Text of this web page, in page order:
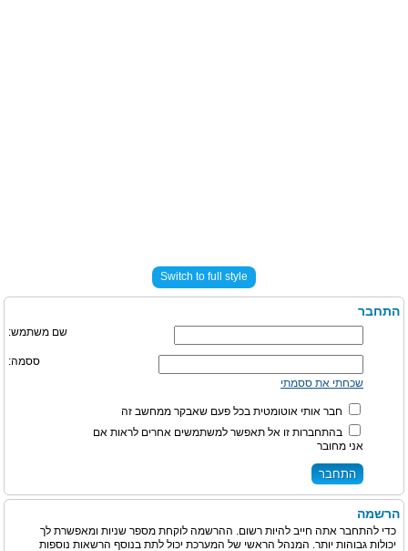
Switch to full style
התחבר
שם משתמש:
ססמה:
שכחתי את ססמתי
חבר אותי אוטומטית בכל פעם שאבקר ממחשב זה
בהתחברות זו אל תאפשר למשתמשים אחרים לראות אם
אני מחובר
הרשמה
כדי להתחבר אתה חייב להיות רשום. ההרשמה לוקחת מספר שניות ומאפשרת לך
יכולות גבוהות יותר. המנהל הראשי של המערכת יכול לתת בנוסף הרשאות נוספות